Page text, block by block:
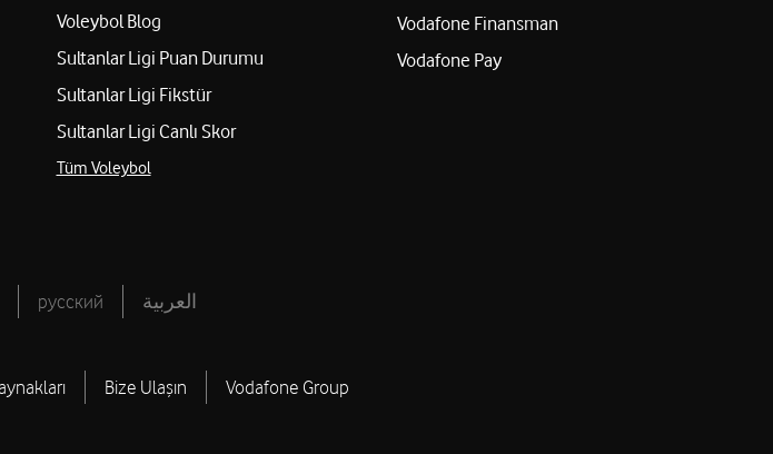
Voleybol Blog
Sultanlar Ligi Puan Durumu
Sultanlar Ligi Fikstür
Sultanlar Ligi Canlı Skor
Tüm Voleybol
Vodafone Finansman
Vodafone Pay
русский العربية
Bize Ulaşın Vodafone Group